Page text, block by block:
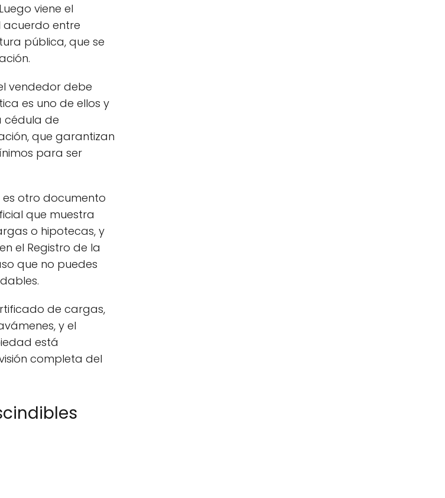
viene el
entre
pública, que se
vendedor debe
es uno de ellos y
cédula de
que garantizan
para ser
otro documento
que muestra
o hipotecas, y
el Registro de la
que no puedes
de cargas,
y el
está
completa del